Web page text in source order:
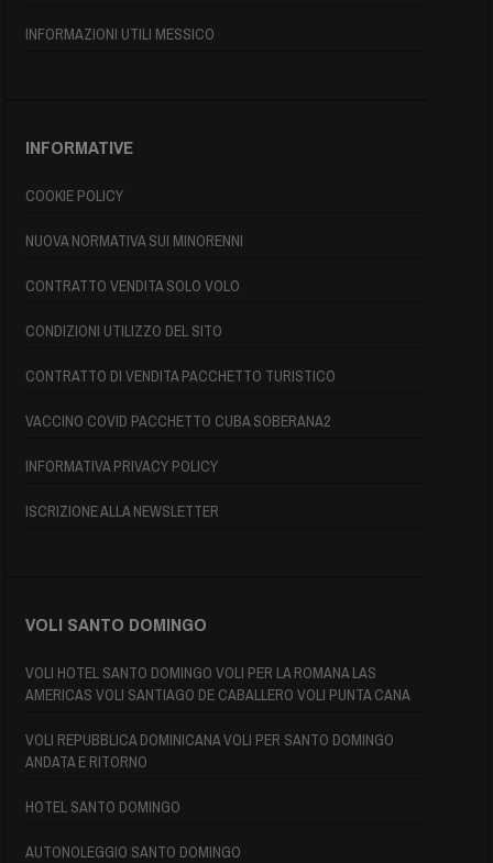
INFORMAZIONI UTILI MESSICO
INFORMATIVE
COOKIE POLICY
NUOVA NORMATIVA SUI MINORENNI
CONTRATTO VENDITA SOLO VOLO
CONDIZIONI UTILIZZO DEL SITO
CONTRATTO DI VENDITA PACCHETTO TURISTICO
VACCINO COVID PACCHETTO CUBA SOBERANA2
INFORMATIVA PRIVACY POLICY
ISCRIZIONE ALLA NEWSLETTER
VOLI SANTO DOMINGO
VOLI HOTEL SANTO DOMINGO VOLI PER LA ROMANA LAS
AMERICAS VOLI SANTIAGO DE CABALLERO VOLI PUNTA CANA
VOLI REPUBBLICA DOMINICANA VOLI PER SANTO DOMINGO
ANDATA E RITORNO
HOTEL SANTO DOMINGO
AUTONOLEGGIO SANTO DOMINGO